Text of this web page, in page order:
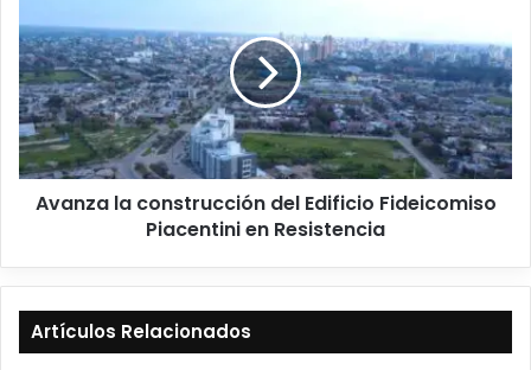
Avanza la construcción del Edificio Fideicomiso
Piacentini en Resistencia
Artículos Relacionados